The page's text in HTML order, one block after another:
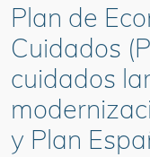
Plan de
Cuidados
cuidados
y Plan